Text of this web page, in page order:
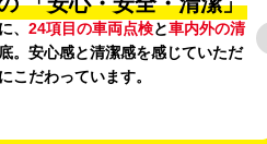
、 24項目の車両点検と車内外の清
。安心感と清潔感を感じていただ
こだわっています。